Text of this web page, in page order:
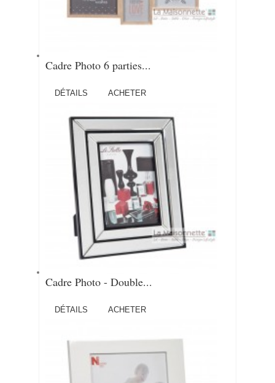
Cadre Photo 6 parties...
DÉTAILS ACHETER
Cadre Photo - Double...
DÉTAILS ACHETER